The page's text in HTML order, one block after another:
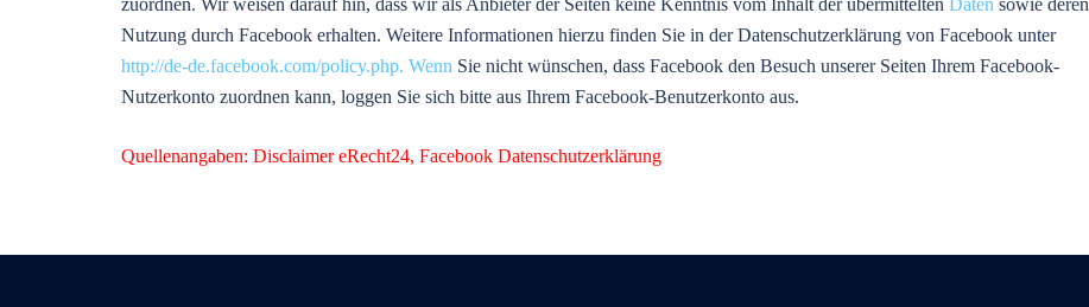
zuordnen. Wir weisen darauf hin, dass wir als Anbieter der Seiten keine Kenntnis vom Inhalt der übermittelten Daten sowie deren
Nutzung durch Facebook erhalten. Weitere Informationen hierzu finden Sie in der Datenschutzerklärung von Facebook unter
http://de-de.facebook.com/policy.php. Wenn Sie nicht wünschen, dass Facebook den Besuch unserer Seiten Ihrem Facebook-
Nutzerkonto zuordnen kann, loggen Sie sich bitte aus Ihrem Facebook-Benutzerkonto aus.
Quellenangaben: Disclaimer eRecht24, Facebook Datenschutzerklärung